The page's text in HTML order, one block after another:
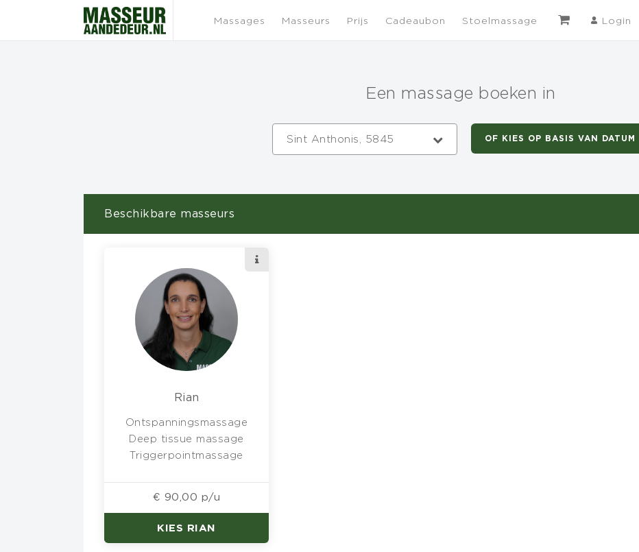
Massages Masseurs Prijs Cadeaubon Stoelmassage Login
Een massage boeken in
Sint Anthonis, 5845 OF KIES OP BASIS VAN DATUM
Beschikbare masseurs
Rian
Ontspanningsmassage
Deep tissue massage
Triggerpointmassage
€ 90,00 p/u
KIES RIAN